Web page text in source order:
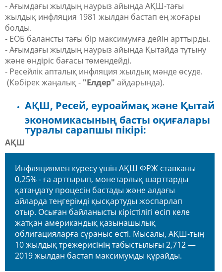
- Ағымдағы жылдың наурыз айында АҚШ-тағы
жылдық инфляция 1981 жылдан бастап ең жоғары
болды.
- ЕОБ балансты тағы бір максимумға дейін арттырды.
- Ағымдағы жылдың наурыз айында Қытайда тұтыну
және өндіріс бағасы төмендейді.
- Ресейлік апталық инфляция жылдық мәнде өсуде.
(Көбірек жаңалық - "Елдер" айдарында).
АҚШ, Ресей, еуроаймақ және Қытай
экономикасының басты оқиғалары
туралы сарапшы пікірі:
АҚШ
Инфляциямен күресу үшін АҚШ ФРЖ ставканы
0,25% - ға арттырып, монетарлық шарттарды
қатаңдату процесін бастады және алдағы
айларда теңгерімді қысқартуды жоспарлап
отыр. Осыған байланысты кірістілігі өсіп келе
жатқан американдық қазынашылық
облигацияларға сұраныс өсті. Мысалы, АҚШ-тың
10 жылдық трежерисінің табыстылығы 2,712 —
2019 жылдан бастап максимумды құрайды.